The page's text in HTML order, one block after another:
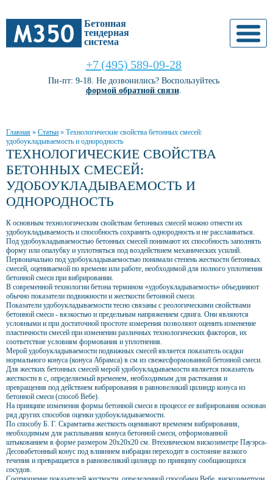
Бетонная
тендерная
система
+7 (495) 589-09-28
Пн-пт: 9-18. Не дозвонились? Воспользуйтесь
формой обратной связи.
Главная » Статьи » Технологические свойства бетонных смесей:
удобоукладываемость и однородность
ТЕХНОЛОГИЧЕСКИЕ СВОЙСТВА
БЕТОННЫХ СМЕСЕЙ:
УДОБОУКЛАДЫВАЕМОСТЬ И
ОДНОРОДНОСТЬ
К основным технологическим свойствам бетонных смесей можно отнести их
удобоукладываемость и способность сохранять однородность и не расслаиваться.
Под удобоукладываемостью бетонных смесей понимают их способность заполнять
форму или опалубку и уплотняться под воздействием механических усилий.
Первоначально под удобоукладываемостью понимали степень жесткости бетонных
смесей, оцениваемой по времени или работе, необходимой для полного уплотнения
бетонной смеси при вибрировании.
В современной технологии бетона термином «удобоукладываемость» объединяют
обычно показатели подвижности и жесткости бетонной смеси.
Показатели удобоукладываемости тесно связаны с реологическими свойствами
бетонной смеси - вязкостью и предельным напряжением сдвига. Они являются
условными и при достаточной простоте измерения позволяют оценить изменение
пластичности смесей при изменении различных технологических факторов, их
соответствие условиям формования и уплотнения.
Мерой удобоукладываемости подвижных смесей является показатель осадки
нормального конуса (конуса Абрамса) в см из свежесформованной бетонной смеси.
Для жестких бетонных смесей мерой удобоукладываемости является показатель
жесткости в с, определяемый временем, необходимым для растекания и
превращения под действием вибрирования в равновеликий цилиндр конуса из
бетонной смеси (способ Вебе).
На принципе изменения формы бетонной смеси в процессе ее вибрирования основан
ряд других способов оценки удобоукладываемости.
По способу Б. Г. Скрамтаева жесткость оценивают временем вибрирования,
необходимым для расплывания конуса бетонной смеси, отформованной
штыкованием в форме размером 20x20x20 см. Втехническом вискозиметре Пауэрса-
Десовабетонный конус под влиянием вибрации переходит в состояние вязкого
течения и превращается в равновеликий цилиндр по принципу сообщающихся
сосудов.